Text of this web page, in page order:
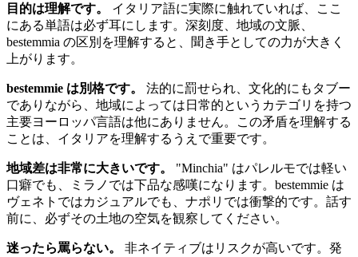
目的は理解です。
イタリア語に実際に触れていれば、ここ
にある単語は必ず耳にします。深刻度、地域の文脈、
bestemmia の区別を理解すると、聞き手としての力が大きく
上がります。
bestemmie は別格です。
法的に罰せられ、文化的にもタブー
でありながら、地域によっては日常的というカテゴリを持つ
主要ヨーロッパ言語は他にありません。この矛盾を理解する
ことは、イタリアを理解するうえで重要です。
地域差は非常に大きいです。
"Minchia" はパレルモでは軽い
口癖でも、ミラノでは下品な感嘆になります。bestemmie は
ヴェネトではカジュアルでも、ナポリでは衝撃的です。話す
前に、必ずその土地の空気を観察してください。
迷ったら罵らない。
非ネイティブはリスクが高いです。発